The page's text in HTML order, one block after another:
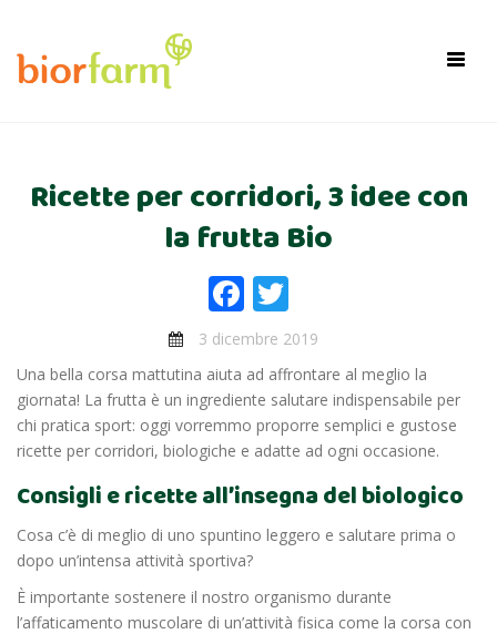
Ricette per corridori, 3 idee con
la frutta Bio
Facebook
3 dicembre 2019
Una bella corsa mattutina aiuta ad affrontare al meglio la
giornata! La frutta è un ingrediente salutare indispensabile per
chi pratica sport: oggi vorremmo proporre semplici e gustose
ricette per corridori, biologiche e adatte ad ogni occasione.
Consigli e ricette all’insegna del biologico
Cosa c’è di meglio di uno spuntino leggero e salutare prima o
dopo un’intensa attività sportiva?
È importante sostenere il nostro organismo durante
l’affaticamento muscolare di un’attività fisica come la corsa con